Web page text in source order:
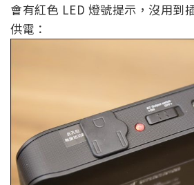
會有紅色 LED 燈號提示，沒用到
供電：